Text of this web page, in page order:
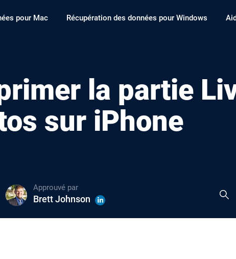
pour Mac Récupération des données pour Windows
la partie
sur iPhone
Approuvé par
Brett Johnson